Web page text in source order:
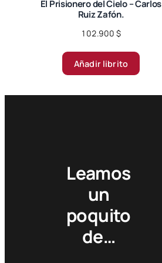
El Prisionero del Cielo – Carlos
Ruiz Zafón.
102.900 $
Añadir librito
Leamos
un
poquito
de…